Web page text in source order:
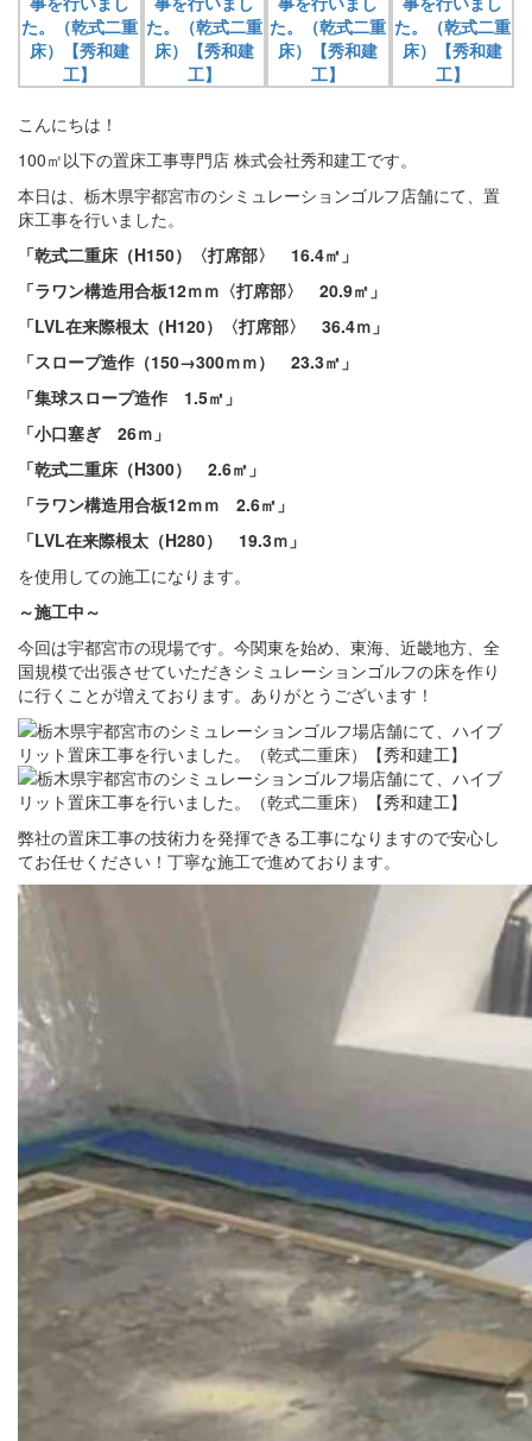
こんにちは！
100㎡以下の置床工事専門店 株式会社秀和建工です。
本日は、栃木県宇都宮市のシミュレーションゴルフ店舗にて、置
床工事を行いました。
「乾式二重床（H150）〈打席部〉 16.4㎡」
「ラワン構造用合板12ｍｍ〈打席部〉 20.9㎡」
「LVL在来際根太（H120）〈打席部〉 36.4ｍ」
「スロープ造作（150→300ｍｍ） 23.3㎡」
「集球スロープ造作 1.5㎡」
「小口塞ぎ 26ｍ」
「乾式二重床（H300） 2.6㎡」
「ラワン構造用合板12ｍｍ 2.6㎡」
「LVL在来際根太（H280） 19.3ｍ」
を使用しての施工になります。
～施工中～
今回は宇都宮市の現場です。今関東を始め、東海、近畿地方、全
国規模で出張させていただきシミュレーションゴルフの床を作り
に行くことが増えております。ありがとうございます！
弊社の置床工事の技術力を発揮できる工事になりますので安心し
てお任せください！丁寧な施工で進めております。